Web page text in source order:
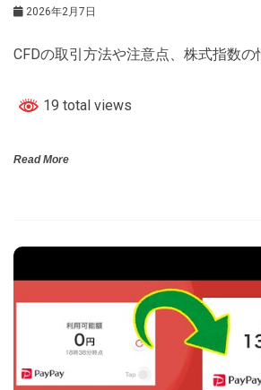
2026年2月7日
CFDの取引方法や注意点、株式指数の
19 total views
Read More